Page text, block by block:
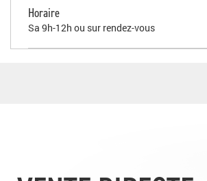
Horaire
Sa 9h-12h ou sur rendez-vous